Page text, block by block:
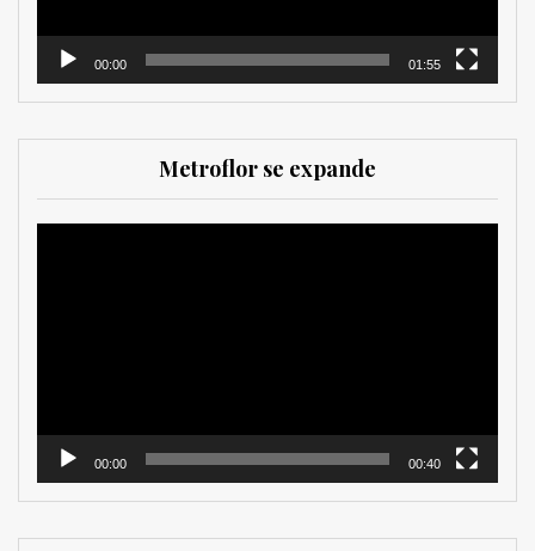
00:00 01:55
Metroflor se expande
00:00 00:40